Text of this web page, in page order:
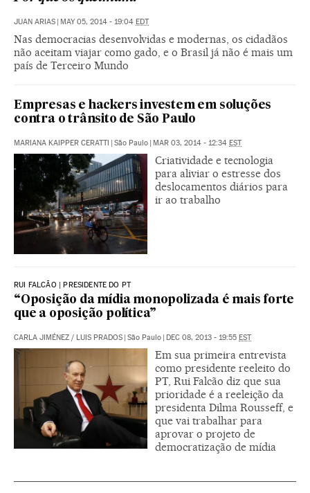
JUAN ARIAS MAY 05, 2014 - 19:04 EDT
Nas democracias desenvolvidas e modernas, os cidadãos
não aceitam viajar como gado, e o Brasil já não é mais um
país de Terceiro Mundo
Empresas e hackers investem em soluções
contra o trânsito de São Paulo
MARIANA KAIPPER CERATTI São Paulo MAR 03, 2014 - 12:34 EST
Criatividade e tecnologia
para aliviar o estresse dos
deslocamentos diários para
ir ao trabalho
RUI FALCÃO | PRESIDENTE DO PT
“Oposição da mídia monopolizada é mais forte
que a oposição política”
CARLA JIMÉNEZ / LUIS PRADOS São Paulo DEC 08, 2013 - 19:55 EST
Em sua primeira entrevista
como presidente reeleito do
PT, Rui Falcão diz que sua
prioridade é a reeleição da
presidenta Dilma Rousseff, e
que vai trabalhar para
aprovar o projeto de
democratização de mídia